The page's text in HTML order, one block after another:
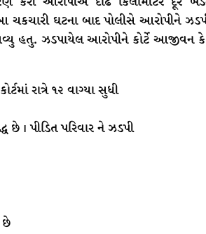
ચકચારી ઘટના બાદ પોલીસે આરોપીને
હતુ. ઝડપાયેલ આરોપીને કોર્ટે આજીવન
રાત્રે ૧૨ વાગ્યા સુધી
છે । પીડિત પરિવાર ને ઝડપી
છે